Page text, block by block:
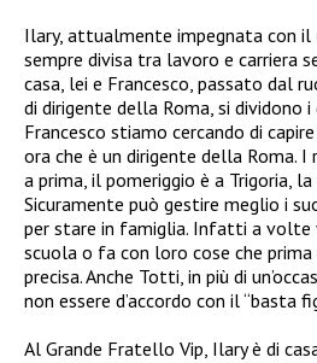
Ilary, attualmente impegnata con il
sempre divisa tra lavoro e carriera
casa, lei e Francesco, passato dal
di dirigente della Roma, si dividono
Francesco stiamo cercando di
ora che è un dirigente della Roma.
a prima, il pomeriggio è a Trigoria,
Sicuramente può gestire meglio i
per stare in famiglia. Infatti a volte
scuola o fa con loro cose che
precisa. Anche Totti, in più di
non essere d’accordo con il “basta
Al Grande Fratello Vip, Ilary è di